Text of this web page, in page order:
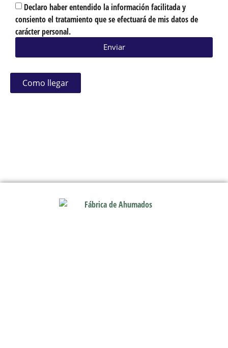
Declaro haber entendido la información facilitada y
consiento el tratamiento que se efectuará de mis datos de
carácter personal.
Enviar
Como llegar